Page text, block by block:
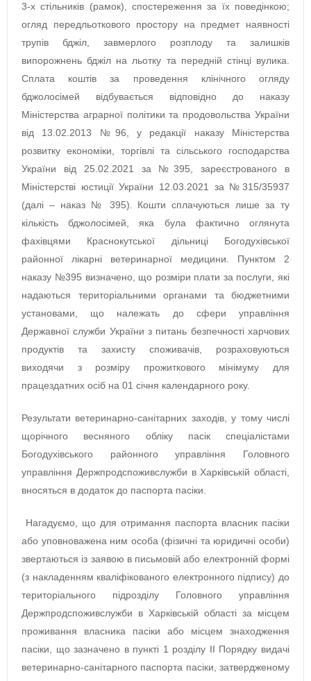
3-х стільників (рамок), спостереження за їх поведінкою;
огляд передльоткового простору на предмет наявності
трупів бджіл, завмерлого розплоду та залишків
випорожнень бджіл на льотку та передній стінці вулика.
Сплата коштів за проведення клінічного огляду
бджолосімей відбувається відповідно до наказу
Міністерства аграрної політики та продовольства України
від 13.02.2013 №96, у редакції наказу Міністерства
розвитку економіки, торгівлі та сільського господарства
України від 25.02.2021 за №395, зареєстрованого в
Міністерстві юстиції України 12.03.2021 за №315/35937
(далі – наказ № 395). Кошти сплачуються лише за ту
кількість бджолосімей, яка була фактично оглянута
фахівцями Краснокутської дільниці Богодухівської
районної лікарні ветеринарної медицини. Пунктом 2
наказу №395 визначено, що розміри плати за послуги, які
надаються територіальними органами та бюджетними
установами, що належать до сфери управління
Державної служби України з питань безпечності харчових
продуктів та захисту споживачів, розраховуються
виходячи з розміру прожиткового мінімуму для
працездатних осіб на 01 січня календарного року.
Результати ветеринарно-санітарних заходів, у тому числі
щорічного весняного обліку пасік спеціалістами
Богодухівського районного управління Головного
управління Держпродспоживслужби в Харківській області,
вносяться в додаток до паспорта пасіки.
Нагадуємо, що для отримання паспорта власник пасіки
або уповноважена ним особа (фізичні та юридичні особи)
звертаються із заявою в письмовій або електронній формі
(з накладенням кваліфікованого електронного підпису) до
територіального підрозділу Головного управління
Держпродспоживслужби в Харківській області за місцем
проживання власника пасіки або місцем знаходження
пасіки, що зазначено в пункті 1 розділу II Порядку видачі
ветеринарно-санітарного паспорта пасіки, затвердженому